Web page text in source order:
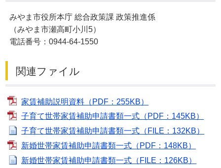
みやま市役所本庁 総合政策課 政策推進係
（みやま市瀬高町小川5）
電話番号：0944-64-1550
関連ファイル
家賃補助説明資料（PDF：255KB）
子育て世帯家賃補助申請書類一式（PDF：145KB）
子育て世帯家賃補助申請書類一式（FILE：132KB）
新婚世帯家賃補助申請書類一式（PDF：148KB）
新婚世帯家賃補助申請書類一式（FILE：126KB）